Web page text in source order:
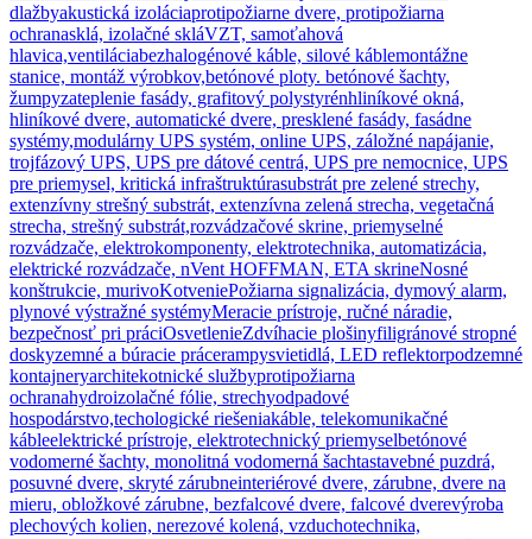
dlažbyakustická izoláciaprotipožiarne dvere, protipožiarna
ochranasklá, izolačné skláVZT, samoťahová
hlavica,ventiláciabezhalogénové káble, silové káblemontážne
stanice, montáž výrobkov,betónové ploty. betónové šachty,
žumpyzateplenie fasády, grafitový polystyrénhliníkové okná,
hliníkové dvere, automatické dvere, presklené fasády, fasádne
systémy,modulárny UPS systém, online UPS, záložné napájanie,
trojfázový UPS, UPS pre dátové centrá, UPS pre nemocnice, UPS
pre priemysel, kritická infraštruktúrasubstrát pre zelené strechy,
extenzívny strešný substrát, extenzívna zelená strecha, vegetačná
strecha, strešný substrát,rozvádzačové skrine, priemyselné
rozvádzače, elektrokomponenty, elektrotechnika, automatizácia,
elektrické rozvádzače, nVent HOFFMAN, ETA skrineNosné
konštrukcie, murivoKotveniePožiarna signalizácia, dymový alarm,
plynové výstražné systémyMeracie prístroje, ručné náradie,
bezpečnosť pri práciOsvetlenieZdvíhacie plošinyfiligránové stropné
doskyzemné a búracie prácerampysvietidlá, LED reflektorpodzemné
kontajneryarchitekotnické službyprotipožiarna
ochranahydroizolačné fólie, strechyodpadové
hospodárstvo,techologické riešeniakáble, telekomunikačné
kábleelektrické prístroje, elektrotechnický priemyselbetónové
vodomerné šachty, monolitná vodomerná šachtastavebné puzdrá,
posuvné dvere, skryté zárubneinteriérové dvere, zárubne, dvere na
mieru, obložkové zárubne, bezfalcové dvere, falcové dverevýroba
plechových kolien, nerezové kolená, vzduchotechnika,